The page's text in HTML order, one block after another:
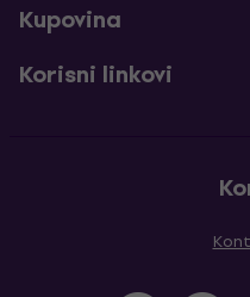
Kupovina
Korisni linkovi